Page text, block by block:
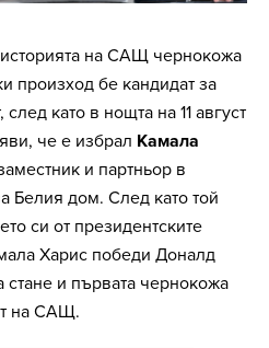
на САЩ чернокожа
произход бе кандидат за
като в нощта на 11 август
че е избрал Камала
и партньор в
Белия дом. След като той
си от президентските
Харис победи Доналд
и първата чернокожа
на САЩ.